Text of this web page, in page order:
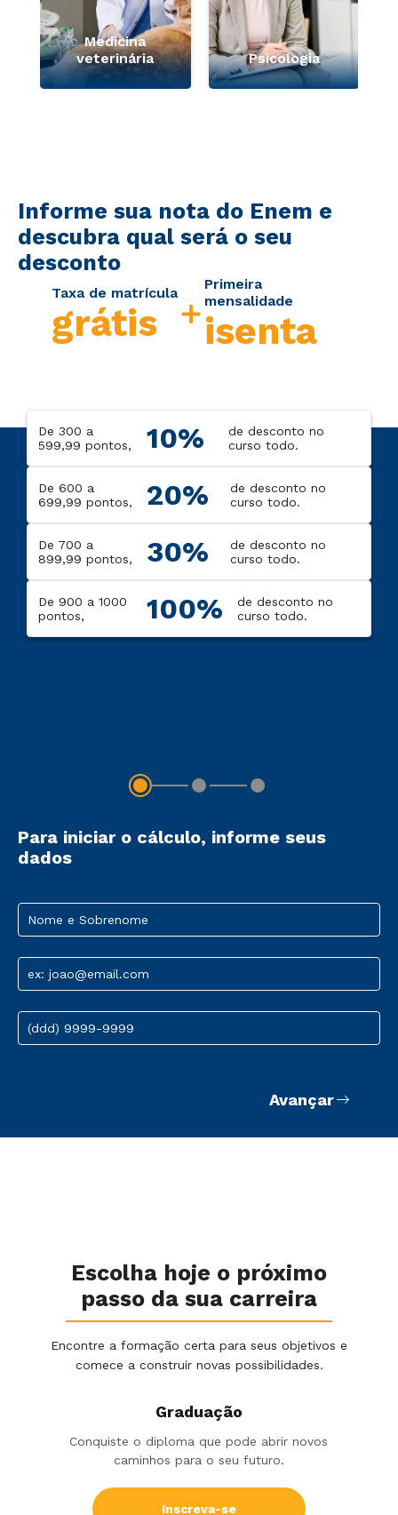
Medicina
veterinária
Psicologia
Informe sua nota do Enem e
descubra qual será o seu
desconto
Taxa de matrícula
grátis
Primeira
mensalidade
isenta
De 300 a
599,99 pontos,
10%
de desconto no
curso todo.
De 600 a
699,99 pontos,
20%
de desconto no
curso todo.
De 700 a
899,99 pontos,
30%
de desconto no
curso todo.
De 900 a 1000
pontos,
100%
de desconto no
curso todo.
Para iniciar o cálculo, informe seus
dados
Nome e Sobrenome
ex: joao@email.com
(ddd) 9999-9999
Avançar
Escolha hoje o próximo
passo da sua carreira
Encontre a formação certa para seus objetivos e
comece a construir novas possibilidades.
Graduação
Conquiste o diploma que pode abrir novos
caminhos para o seu futuro.
Inscreva-se